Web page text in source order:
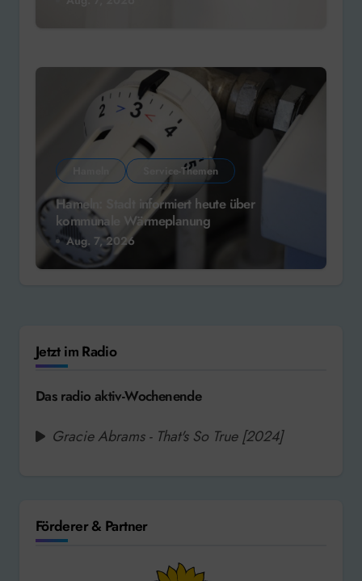
Service-Themen
Hameln: Stadt informiert heute über
kommunale Wärmeplanung
Aug. 7, 2026
Jetzt im Radio
Das radio aktiv-Wochenende
Gracie Abrams - That's So True [2024]
Förderer & Partner